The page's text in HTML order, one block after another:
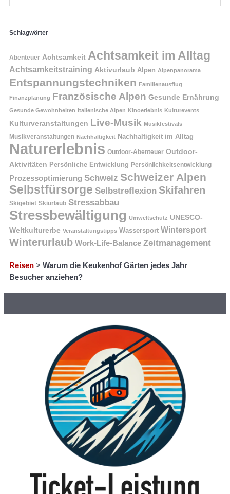
Schlagwörter
Abenteuer Achtsamkeit Achtsamkeit im Alltag
Achtsamkeitstraining Aktivurlaub Alpen Alpenpanorama
Entspannungstechniken Familienausflug
Finanzplanung Französische Alpen Gesunde Ernährung
Gesunde Gewohnheiten Italienische Alpen Kinoerlebnis Kulturevents
Kulturveranstaltungen Live-Musik Musikfestivals
Musikveranstaltungen Nachhaltigkeit Nachhaltigkeit im Alltag
Naturerlebnis Outdoor-Abenteuer Outdoor-
Aktivitäten Persönliche Entwicklung Persönlichkeitsentwicklung
Prozessoptimierung Schweiz Schweizer Alpen
Selbstfürsorge Selbstreflexion Skifahren
Skigebiet Skiurlaub Stressabbau
Stressbewältigung Umweltschutz UNESCO-
Weltkulturerbe Veranstaltungstipps Wassersport Wintersport
Winterurlaub Work-Life-Balance Zeitmanagement
Reisen > Warum die Keukenhof Gärten jedes Jahr
Besucher anziehen?